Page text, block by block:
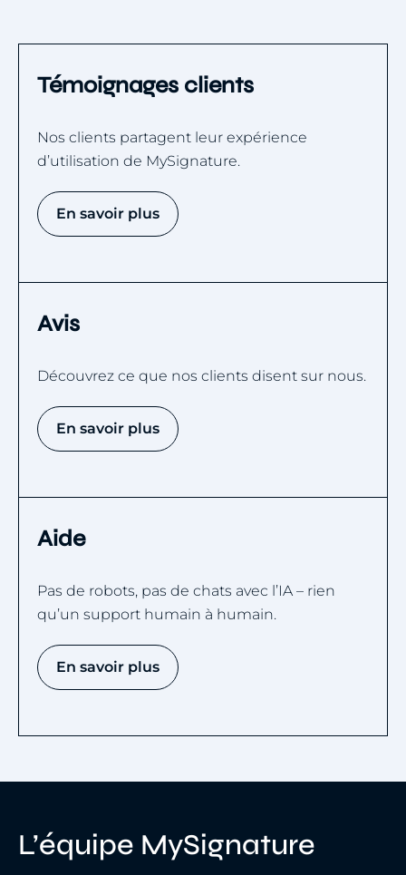
Témoignages clients
Nos clients partagent leur expérience
d’utilisation de MySignature.
En savoir plus
Avis
Découvrez ce que nos clients disent sur nous.
En savoir plus
Aide
Pas de robots, pas de chats avec l’IA – rien
qu’un support humain à humain.
En savoir plus
L’équipe MySignature